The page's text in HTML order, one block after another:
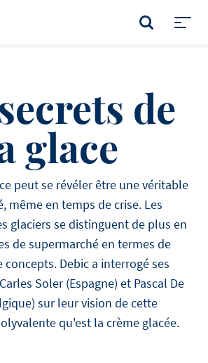
RECHERCHE
de
glace
peut se révéler être une véritable
même en temps de crise. Les
glaciers se distinguent de plus en
de supermarché en termes de
concepts. Debic a interrogé ses
Soler (Espagne) et Pascal De
sur leur vision de cette
qu'est la crème glacée.